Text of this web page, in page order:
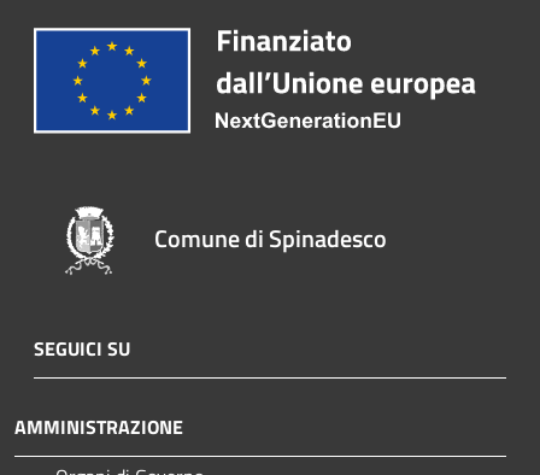
Comune di Spinadesco
SEGUICI SU
AMMINISTRAZIONE